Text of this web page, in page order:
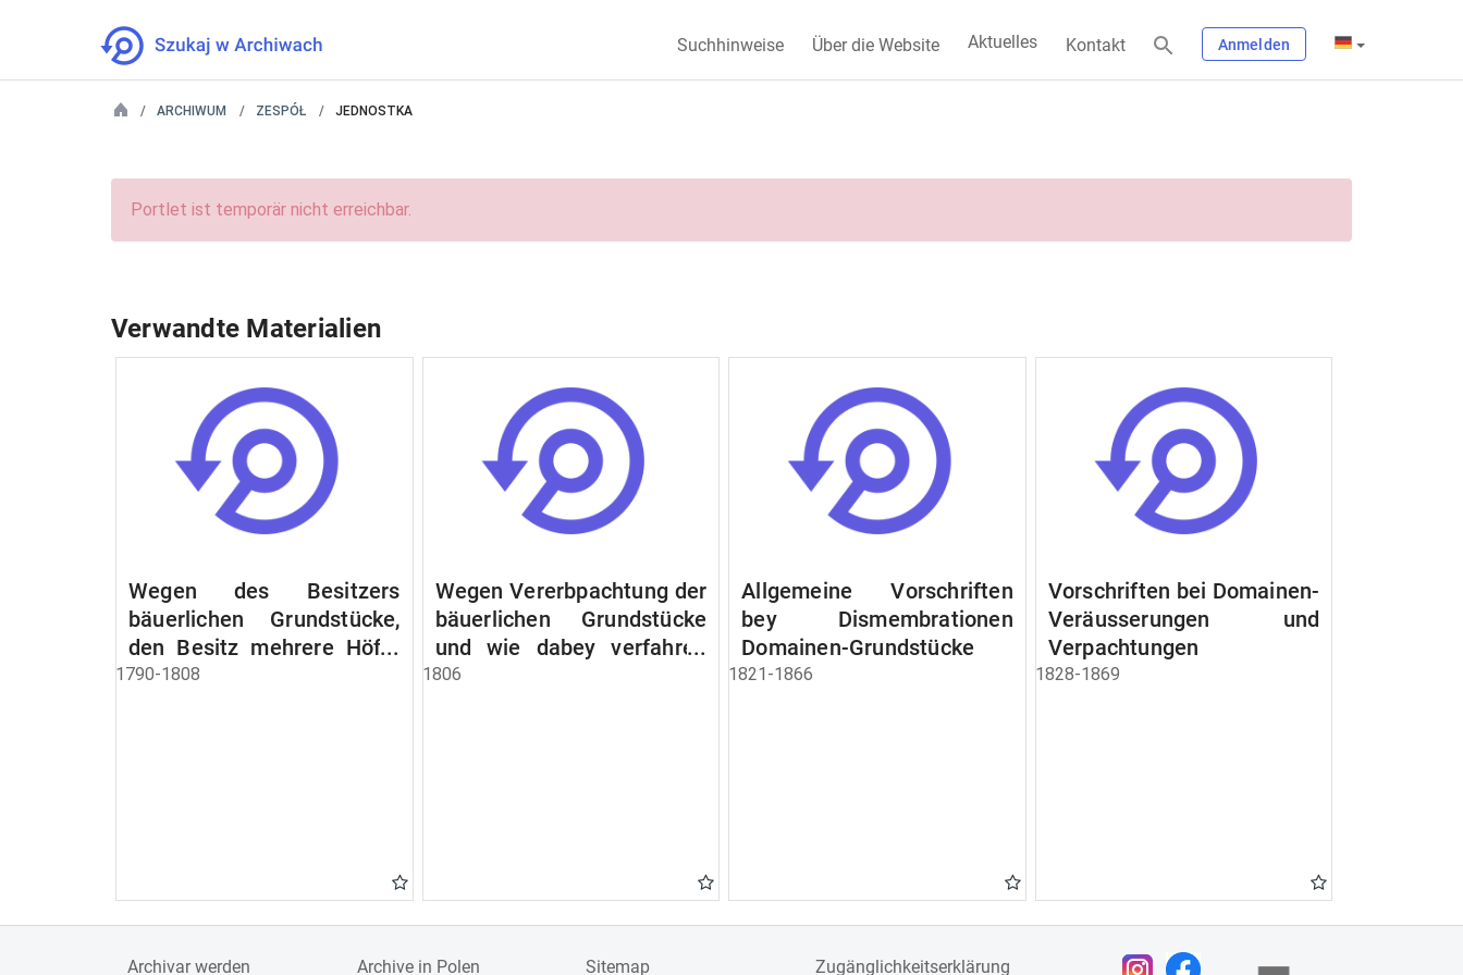
Suchhinweise Über die Website Aktuelles Kontakt Anmelden
ARCHIWUM ZESPÓŁ JEDNOSTKA
Portlet ist temporär nicht erreichbar.
Verwandte Materialien
Wegen des Besitzers
bäuerlichen Grundstücke,
den Besitz mehrere Höfe.
Instruction wegen der
1790-1808
Wegen Vererbpachtung der
bäuerlichen Grundstücke
und wie dabey verfahren
werden soll
1806
Allgemeine Vorschriften
bey Dismembrationen
Domainen-Grundstücke
1821-1866
Vorschriften bei Domainen-
Veräusserungen und
Verpachtungen
1828-1869
Archivar werden Archive in Polen Sitemap Zugänglichkeitserklärung